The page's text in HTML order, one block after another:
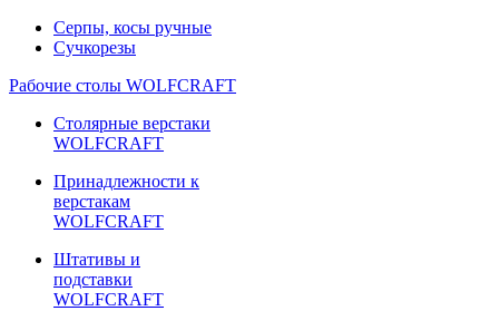
Серпы, косы ручные
Сучкорезы
Рабочие столы WOLFCRAFT
Столярные верстаки
WOLFCRAFT
Принадлежности к
верстакам
WOLFCRAFT
Штативы и
подставки
WOLFCRAFT